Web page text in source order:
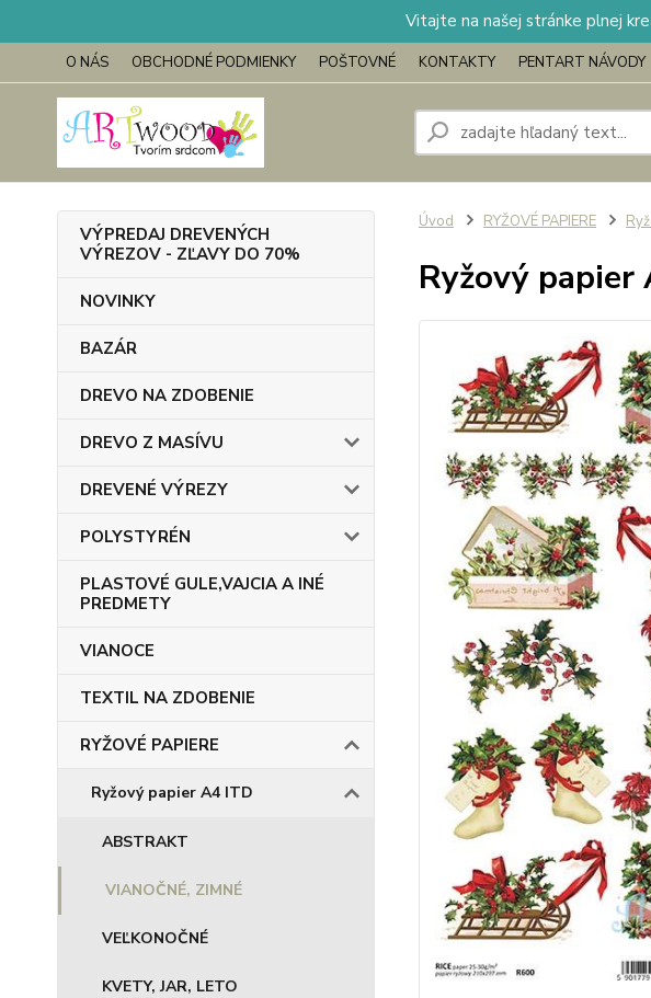
Vitajte na našej stránke plnej
O NÁS OBCHODNÉ PODMIENKY POŠTOVNÉ KONTAKTY PENTART NÁVODY
VÝPREDAJ DREVENÝCH
VÝREZOV - ZĽAVY DO 70%
NOVINKY
BAZÁR
DREVO NA ZDOBENIE
DREVO Z MASÍVU
DREVENÉ VÝREZY
POLYSTYRÉN
PLASTOVÉ GULE,VAJCIA A INÉ
PREDMETY
VIANOCE
TEXTIL NA ZDOBENIE
RYŽOVÉ PAPIERE
Ryžový papier A4 ITD
ABSTRAKT
VIANOČNÉ, ZIMNÉ
VEĽKONOČNÉ
KVETY, JAR, LETO
Úvod RYŽOVÉ PAPIERE
Ryžový